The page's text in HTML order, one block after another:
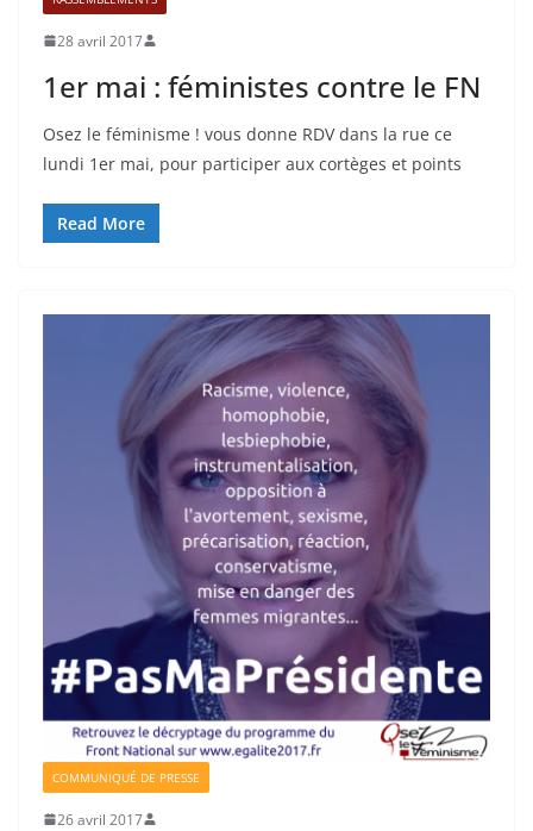
28 avril 2017
1er mai : féministes contre le FN
Osez le féminisme ! vous donne RDV dans la rue ce
lundi 1er mai, pour participer aux cortèges et points
Read More
COMMUNIQUÉ DE PRESSE
26 avril 2017